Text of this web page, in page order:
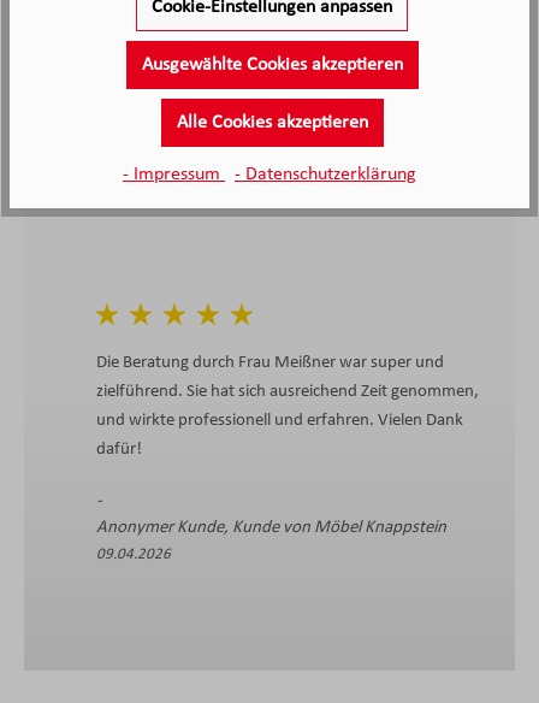
2138 Bewertungen
Stand: 07.08.26
/5.0
Kunden haben unseren Service
bewertet
4.4
Die Beratung durch Frau Meißner war super und
zielführend. Sie hat sich ausreichend Zeit genommen,
und wirkte professionell und erfahren. Vielen Dank
dafür!
Anonymer Kunde, Kunde von Möbel Knappstein
09.04.2026
Cookie-Einstellungen anpassen
Ausgewählte Cookies akzeptieren
Alle Cookies akzeptieren
- Impressum - Datenschutzerklärung